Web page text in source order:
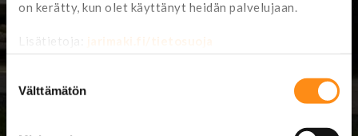
on kerätty, kun olet käyttänyt heidän palvelujaan.
Lisätietoja: jarimaki.fi/tietosuoja
Suostumuksen
valinta
Välttämätön
ma-pe 8-17
la 9-14
Kesän 2026
la 1.8. 9-16
avoinna
ma-pe 8.00-16.30